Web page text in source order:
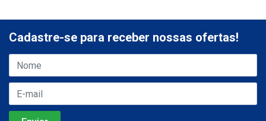
Cadastre-se para receber nossas ofertas!